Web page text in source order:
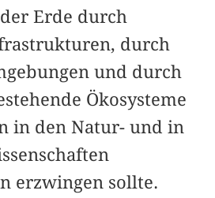
Erde durch
durch
und durch
Ökosysteme
in den Natur- und in
erzwingen sollte.